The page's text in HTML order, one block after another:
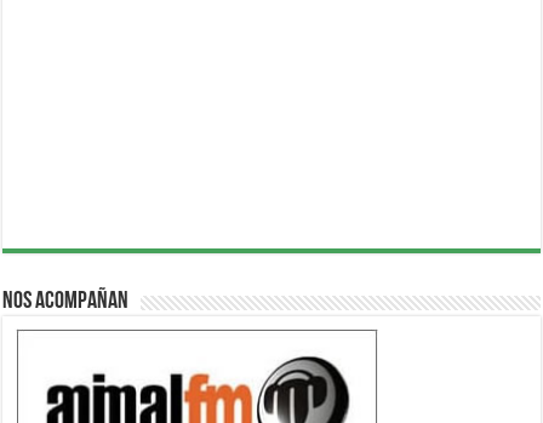
Nos acompañan